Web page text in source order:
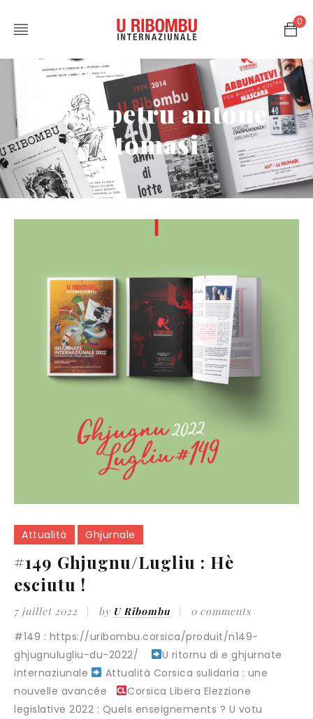
0
Tag: petru antone
tomasi
Attualità Ghjurnale
#149 Ghjugnu/Lugliu : Hè
esciutu !
7 juillet 2022 by U Ribombu 0 comments
#149 : https://uribombu.corsica/produit/n149-
ghjugnulugliu-du-2022/ ‎
U ritornu di e ghjurnate
internaziunale
Attualità Corsica sulidaria : une
nouvelle avancée
Corsica Libera Elezzione
legislative 2022 : Quels enseignements ? U votu